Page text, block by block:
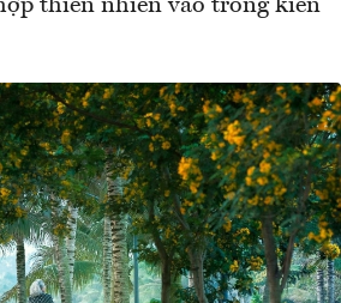
thiên nhiên vào trong kiến